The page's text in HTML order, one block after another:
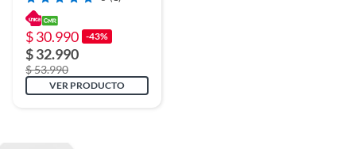
ESCAM TY114
$ 30.990 -43%
$ 32.990
$ 53.990
VER PRODUCTO